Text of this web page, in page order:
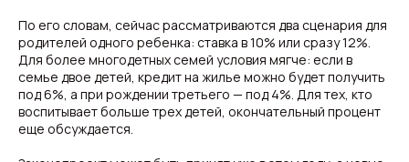
По его словам, сейчас рассматриваются два сценария для
родителей одного ребенка: ставка в 10% или сразу 12%.
Для более многодетных семей условия мягче: если в
семье двое детей, кредит на жилье можно будет получить
под 6%, а при рождении третьего — под 4%. Для тех, кто
воспитывает больше трех детей, окончательный процент
еще обсуждается.